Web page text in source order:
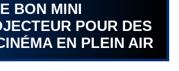
BON MINI
POUR DES
EN PLEIN AIR